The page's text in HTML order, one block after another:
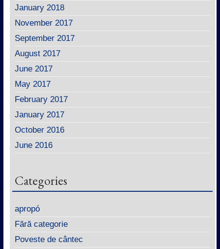
January 2018
November 2017
September 2017
August 2017
June 2017
May 2017
February 2017
January 2017
October 2016
June 2016
Categories
apropó
Fără categorie
Poveste de cântec